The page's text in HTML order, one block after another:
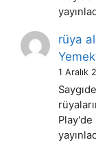
rüya
1 Aralık
Play'de